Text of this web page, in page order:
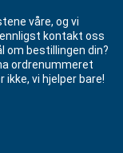
våre, og vi
kontakt oss
om bestillingen din?
ordrenummeret
vi hjelper bare!